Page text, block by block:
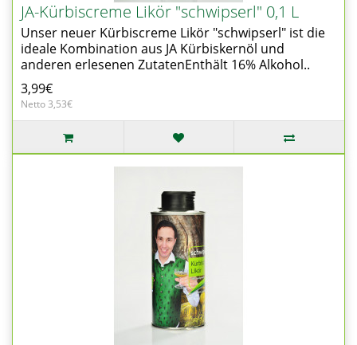
JA-Kürbiscreme Likör "schwipserl" 0,1 L
Unser neuer Kürbiscreme Likör "schwipserl" ist die
ideale Kombination aus JA Kürbiskernöl und
anderen erlesenen ZutatenEnthält 16% Alkohol..
3,99€
Netto 3,53€